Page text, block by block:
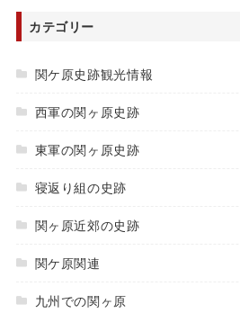
カテゴリー
関ケ原史跡観光情報
西軍の関ヶ原史跡
東軍の関ヶ原史跡
寝返り組の史跡
関ヶ原近郊の史跡
関ケ原関連
九州での関ヶ原